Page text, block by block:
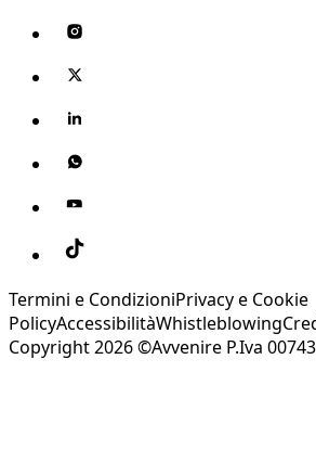
Termini e CondizioniPrivacy e Cookie
PolicyAccessibilitàWhistleblowing
Copyright 2026 ©Avvenire P.Iva